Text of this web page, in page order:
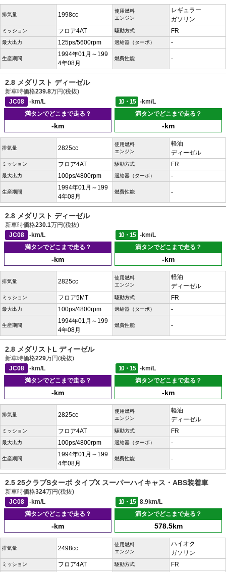
排気量 1998cc
使用燃料
エンジン
レギュラー
ガソリン
ミッション フロア4AT 駆動方式 FR
最大出力 125ps/5600rpm 過給器（ターボ） -
生産期間
1994年01月～199
4年08月
燃費性能 -
2.8 メダリスト ディーゼル
新車時価格239.8万円(税抜)
JC08
-km/L 10・15
-km/L
満タンでどこまで走る？
-km
満タンでどこまで走る？
-km
排気量 2825cc
使用燃料
エンジン
軽油
ディーゼル
ミッション フロア4AT 駆動方式 FR
最大出力 100ps/4800rpm 過給器（ターボ） -
生産期間
1994年01月～199
4年08月
燃費性能 -
2.8 メダリスト ディーゼル
新車時価格230.1万円(税抜)
JC08
-km/L 10・15
-km/L
満タンでどこまで走る？
-km
満タンでどこまで走る？
-km
排気量 2825cc
使用燃料
エンジン
軽油
ディーゼル
ミッション フロア5MT 駆動方式 FR
最大出力 100ps/4800rpm 過給器（ターボ） -
生産期間
1994年01月～199
4年08月
燃費性能 -
2.8 メダリストL ディーゼル
新車時価格229万円(税抜)
JC08
-km/L 10・15
-km/L
満タンでどこまで走る？
-km
満タンでどこまで走る？
-km
排気量 2825cc
使用燃料
エンジン
軽油
ディーゼル
ミッション フロア4AT 駆動方式 FR
最大出力 100ps/4800rpm 過給器（ターボ） -
生産期間
1994年01月～199
4年08月
燃費性能 -
2.5 25クラブSターボ タイプX スーパーハイキャス・ABS装着車
新車時価格324万円(税抜)
JC08
-km/L 10・15
8.9km/L
満タンでどこまで走る？
-km
満タンでどこまで走る？
578.5km
排気量 2498cc
使用燃料
エンジン
ハイオク
ガソリン
ミッション フロア4AT 駆動方式 FR